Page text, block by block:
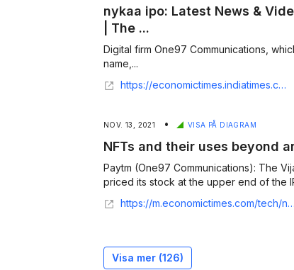
nykaa ipo: Latest News &
| The ...
Digital firm One97 Communications,
name,...
https://economictimes.indiatimes.com/topic/nykaa-ipo
NOV. 13, 2021 • VISA PÅ DIAGRAM
NFTs and their uses beyond
Paytm (One97 Communications): The
priced its stock at the upper end of the
https://m.economictimes.com/tech/newsletters/ettech-unwrapped/nfts-and-their-uses-beyond-art/articleshow/87677153.cms
Visa mer (126)